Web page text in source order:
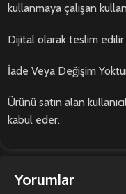
kullanmaya çalışan
Dijital olarak teslim
İade Veya Değişim
Ürünü satın alan
kabul eder.
Yorumlar